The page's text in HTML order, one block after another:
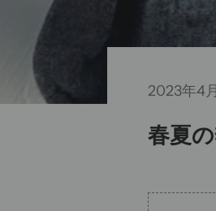
2023年4
春夏